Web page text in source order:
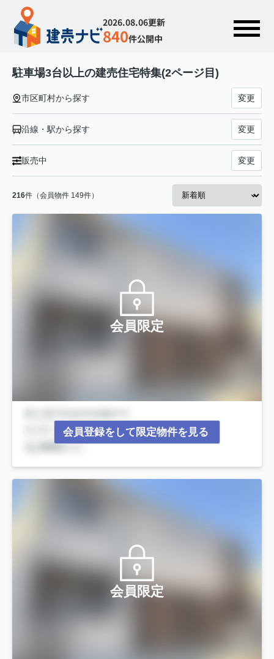
2026.08.06更新
840件公開中
駐車場3台以上の建売住宅特集(2ページ目)
市区町村から探す 変更
沿線・駅から探す 変更
販売中 変更
216件（会員物件 149件）
会員限定
会員登録をして限定物件を見る
会員限定